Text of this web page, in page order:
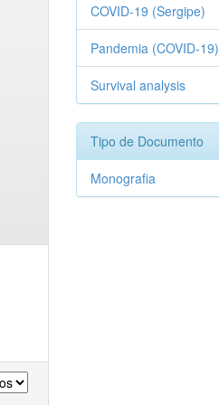
COVID-19 (Sergipe)
Pandemia (COVID-19)
Survival analysis
Tipo de Documento
Monografia